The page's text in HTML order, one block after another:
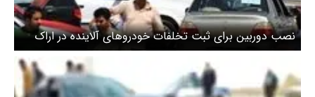
نصب دوربین برای ثبت تخلفات خودروهای آلاینده در اراک